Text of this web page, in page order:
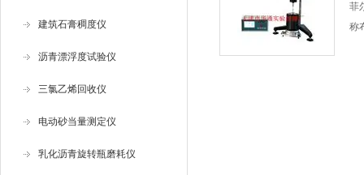
建筑石膏稠度仪
沥青漂浮度试验仪
三氯乙烯回收仪
电动砂当量测定仪
乳化沥青旋转瓶磨耗仪
菲
称